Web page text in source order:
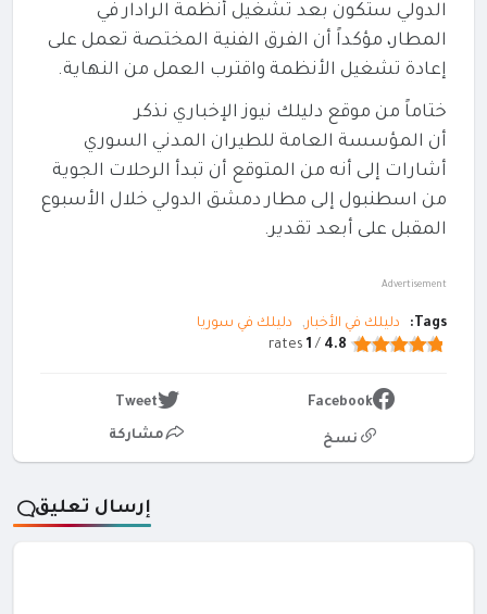
الدولي ستكون بعد تشغيل أنظمة الرادار في
المطار، مؤكداً أن الفرق الفنية المختصة تعمل على
إعادة تشغيل الأنظمة واقترب العمل من النهاية.
ختاماً من موقع دليلك نيوز الإخباري نذكر
أن المؤسسة العامة للطيران المدني السوري
أشارات إلى أنه من المتوقع أن تبدأ الرحلات الجوية
من اسطنبول إلى مطار دمشق الدولي خلال الأسبوع
المقبل على أبعد تقدير.
Advertisement
Tags: دليلك في الأخبار
دليلك في سوريا
4.8
/
1
Facebook
Tweet
نسخ مشاركة
إرسال تعليق